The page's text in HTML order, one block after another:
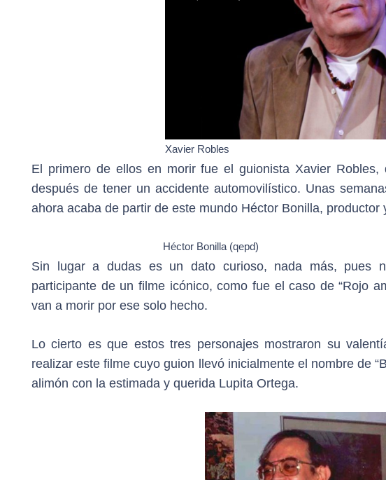
Xavier Robles
El primero de ellos en morir fue el guionista Xavier
después de tener un accidente automovilístico. Unas
ahora acaba de partir de este mundo Héctor Bonilla,
Héctor Bonilla (qepd)
Sin lugar a dudas es un dato curioso, nada más, pues
participante de un filme icónico, como fue el caso de “Rojo
van a morir por ese solo hecho.
Lo cierto es que estos tres personajes mostraron su
realizar este filme cuyo guion llevó inicialmente el nombre de
alimón con la estimada y querida Lupita Ortega.